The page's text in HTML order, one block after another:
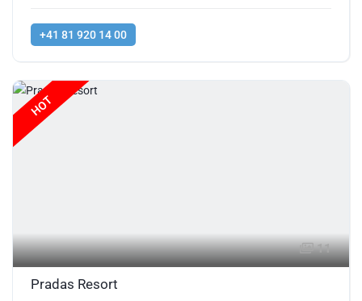
+41 81 920 14 00
HOT
11
Pradas Resort